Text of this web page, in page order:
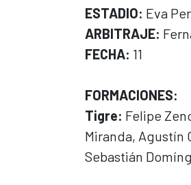
ESTADIO: Eva
ARBITRAJE:
FECHA: 11
FORMACIONES:
Tigre: Felipe
Miranda, Agustín
Sebastián